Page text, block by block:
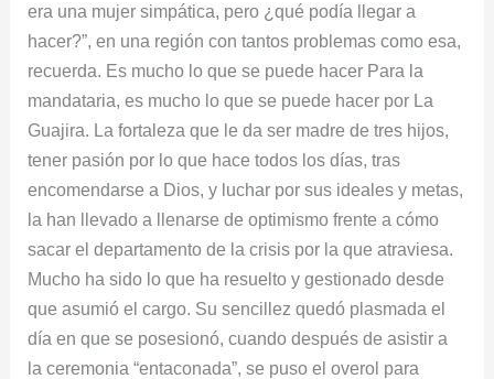
era una mujer simpática, pero ¿qué podía llegar a
hacer?”, en una región con tantos problemas como esa,
recuerda. Es mucho lo que se puede hacer Para la
mandataria, es mucho lo que se puede hacer por La
Guajira. La fortaleza que le da ser madre de tres hijos,
tener pasión por lo que hace todos los días, tras
encomendarse a Dios, y luchar por sus ideales y metas,
la han llevado a llenarse de optimismo frente a cómo
sacar el departamento de la crisis por la que atraviesa.
Mucho ha sido lo que ha resuelto y gestionado desde
que asumió el cargo. Su sencillez quedó plasmada el
día en que se posesionó, cuando después de asistir a
la ceremonia “entaconada”, se puso el overol para